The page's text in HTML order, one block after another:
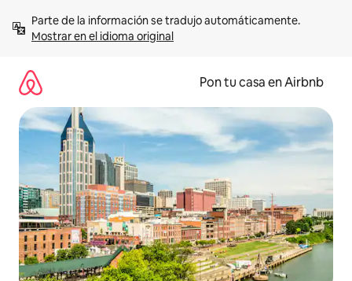
contenidoMostrar en el idioma original
Pon tu casa en Airbnb